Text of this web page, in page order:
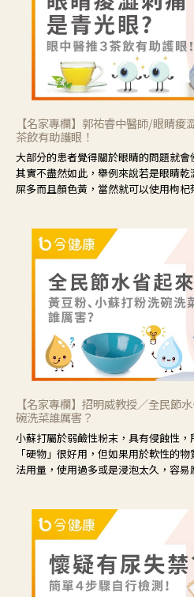
【名家專欄】郭祐睿中醫師/眼睛痠
茶飲有助護眼！
大部分的患者覺得關於眼睛的問題就會
其實不盡然如此，舉例來說若是眼睛
屎多而且顏色黃，當然就可以使用枸
候就要使用菊花、金銀花來治療；假
眼睛周圍沒有眼屎，這種情況是屬於
藕、麥門冬、山藥等比較滋潤的藥材
【名家專欄】招明威教授／全民節
碗洗菜誰厲害？
小蘇打屬於弱鹼性粉末，具有侵蝕性
「硬物」很好用，但如果用於軟性的
法用量，使用過多或是浸泡太久，容